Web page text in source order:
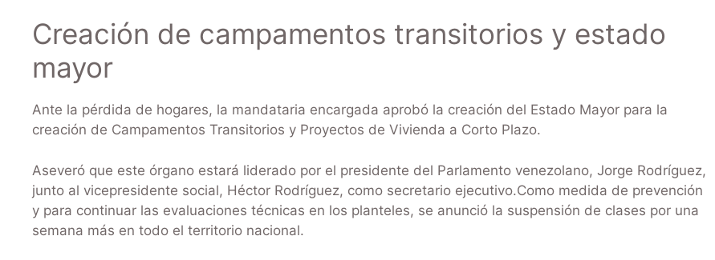
Creación de campamentos transitorios y estado
mayor
Ante la pérdida de hogares, la mandataria encargada aprobó la creación del Estado Mayor para la
creación de Campamentos Transitorios y Proyectos de Vivienda a Corto Plazo.
Aseveró que este órgano estará liderado por el presidente del Parlamento venezolano, Jorge Rodríguez,
junto al vicepresidente social, Héctor Rodríguez, como secretario ejecutivo.Como medida de prevención
y para continuar las evaluaciones técnicas en los planteles, se anunció la suspensión de clases por una
semana más en todo el territorio nacional.